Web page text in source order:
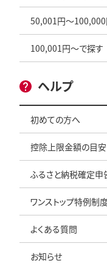
50,001円～100,000
100,001円～で探す
ヘルプ
初めての方へ
控除上限金額の目安
ふるさと納税確定申
ワンストップ特例制
よくある質問
お知らせ